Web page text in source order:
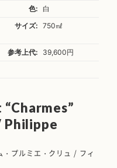
色:
白
サイズ: 750㎖
参考上代:
39,600円
Philippe
・プルミエ・クリュ / フィ